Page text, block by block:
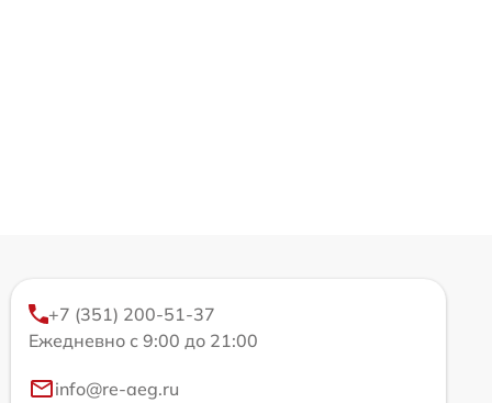
+7 (351) 200-51-37
Ежедневно с 9:00 до 21:00
info@re-aeg.ru